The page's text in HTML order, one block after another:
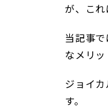
が、これ
当記事
なメリ
ジョイカ
す。